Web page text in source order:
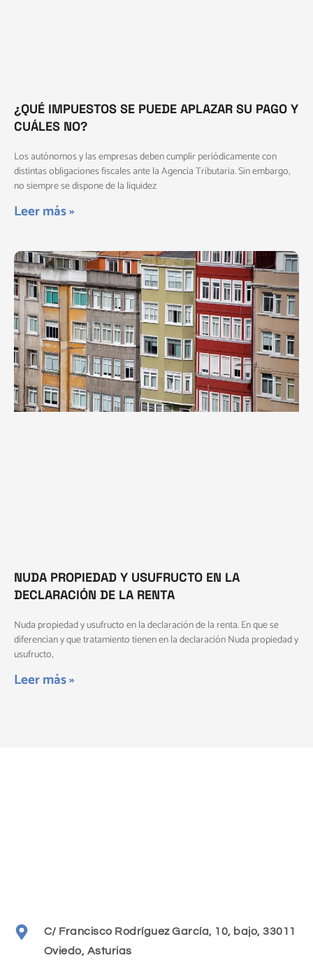
¿QUÉ IMPUESTOS SE PUEDE APLAZAR SU PAGO Y
CUÁLES NO?
Los autónomos y las empresas deben cumplir periódicamente con
distintas obligaciones fiscales ante la Agencia Tributaria. Sin embargo,
no siempre se dispone de la liquidez
Leer más »
NUDA PROPIEDAD Y USUFRUCTO EN LA
DECLARACIÓN DE LA RENTA
Nuda propiedad y usufructo en la declaración de la renta. En que se
diferencian y que tratamiento tienen en la declaración Nuda propiedad y
usufructo,
Leer más »
C/ Francisco Rodríguez García, 10, bajo, 33011
Oviedo, Asturias